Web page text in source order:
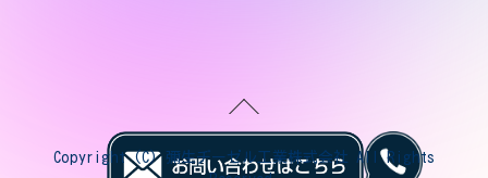
Copyright (C) 彌生ヂーゼル工業株式会社 All Rights